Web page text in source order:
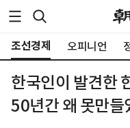
조선경제 오피니언
한국인이 발견한
50년간 왜 못만들